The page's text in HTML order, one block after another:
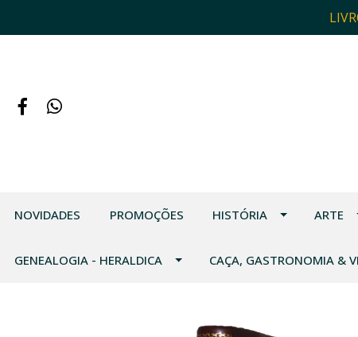
NOVIDADES PROMOÇÕES HISTÓRIA ARTE
GENEALOGIA - HERALDICA CAÇA, GASTRONOMIA &